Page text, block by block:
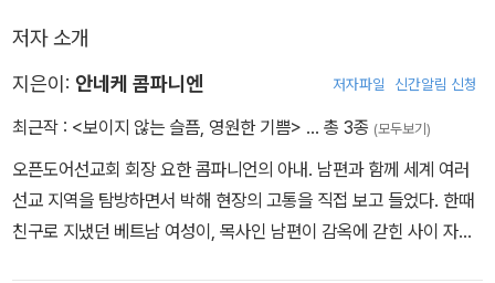
“하지만 아말, 몹시 아팠을 텐데요? 등의 살갗이 벗겨지진 않았어요?
맞은 후에 엄청나게 고통스러웠나요?”
감고 예수님께 생각을 집중했어요. 전 솔직히 그 낙타 채찍질이 느껴
지지 않았어요. 그리고 전 그분을 보았어요. 그분을 본 거예요! 그리고
채찍질을 당한 다음 날에도, 그다음 날에도 등이 욱신거리지 않았어
저자 소개
지은이: 안네케 콤파니엔 저자파일 신간알림 신청
최근작 : <보이지 않는 슬픔, 영원한 기쁨> … 총 3종 (모두보기)
오픈도어선교회 회장 요한 콤파니언의 아내. 남편과 함께 세계 여러
선교 지역을 탐방하면서 박해 현장의 고통을 직접 보고 들었다. 한때
친구로 지냈던 베트남 여성이, 목사인 남편이 감옥에 갇힌 사이 자살